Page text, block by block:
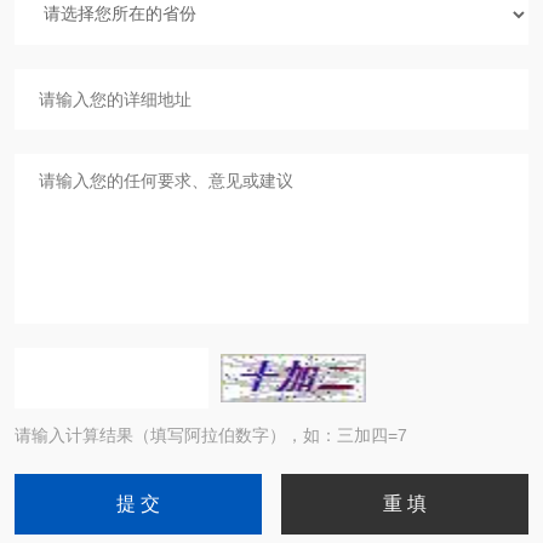
请输入计算结果（填写阿拉伯数字），如：三加四=7